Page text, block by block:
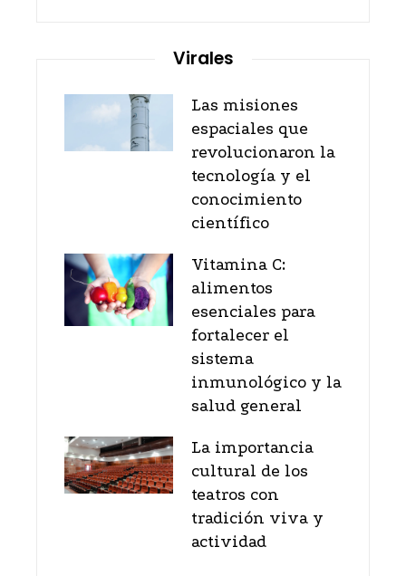
Virales
Las misiones
espaciales que
revolucionaron la
tecnología y el
conocimiento
científico
Vitamina C:
alimentos
esenciales para
fortalecer el
sistema
inmunológico y la
salud general
La importancia
cultural de los
teatros con
tradición viva y
actividad